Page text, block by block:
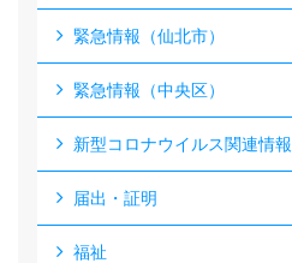
緊急情報（仙北市）
緊急情報（中央区）
新型コロナウイルス関連情報
届出・証明
福祉